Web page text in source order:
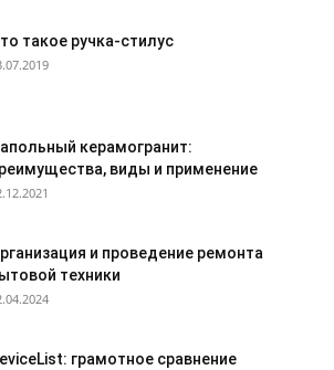
такое ручка-стилус
керамогранит:
виды и применение
и проведение ремонта
техники
грамотное сравнение